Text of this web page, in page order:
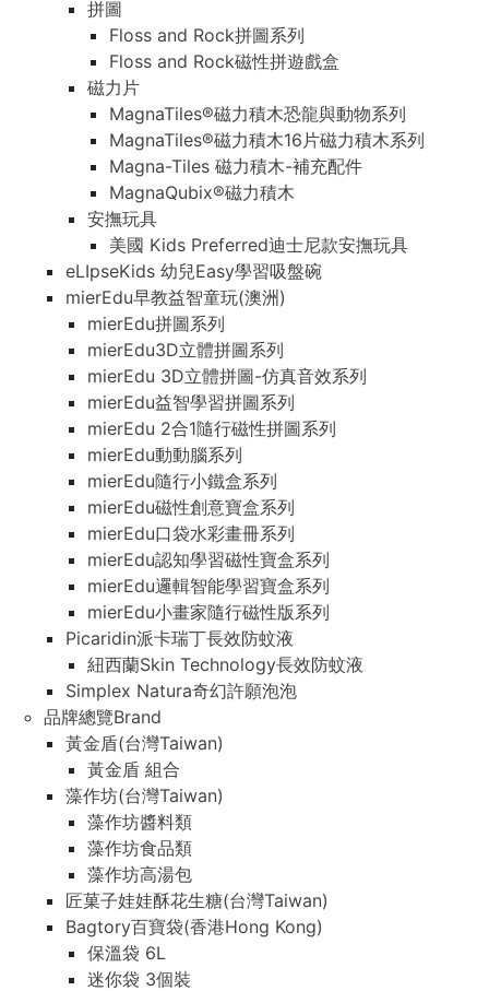
拼圖
Floss and Rock拼圖系列
Floss and Rock磁性拼遊戲盒
磁力片
MagnaTiles®磁力積木恐龍與動物系列
MagnaTiles®磁力積木16片磁力積木系列
Magna-Tiles 磁力積木-補充配件
MagnaQubix®磁力積木
安撫玩具
美國 Kids Preferred迪士尼款安撫玩具
eLIpseKids 幼兒Easy學習吸盤碗
mierEdu早教益智童玩(澳洲)
mierEdu拼圖系列
mierEdu3D立體拼圖系列
mierEdu 3D立體拼圖-仿真音效系列
mierEdu益智學習拼圖系列
mierEdu 2合1隨行磁性拼圖系列
mierEdu動動腦系列
mierEdu隨行小鐵盒系列
mierEdu磁性創意寶盒系列
mierEdu口袋水彩畫冊系列
mierEdu認知學習磁性寶盒系列
mierEdu邏輯智能學習寶盒系列
mierEdu小畫家隨行磁性版系列
Picaridin派卡瑞丁長效防蚊液
紐西蘭Skin Technology長效防蚊液
Simplex Natura奇幻許願泡泡
品牌總覽Brand
黃金盾(台灣Taiwan)
黃金盾 組合
藻作坊(台灣Taiwan)
藻作坊醬料類
藻作坊食品類
藻作坊高湯包
匠菓子娃娃酥花生糖(台灣Taiwan)
Bagtory百寶袋(香港Hong Kong)
保溫袋 6L
迷你袋 3個裝